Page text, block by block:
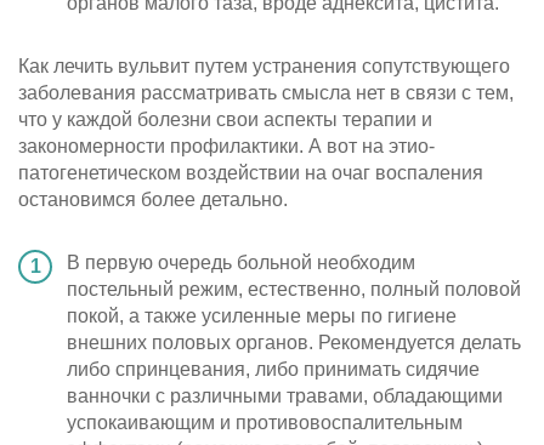
Как лечить вульвит путем устранения сопутствующего
заболевания рассматривать смысла нет в связи с тем,
что у каждой болезни свои аспекты терапии и
закономерности профилактики. А вот на этио-
патогенетическом воздействии на очаг воспаления
остановимся более детально.
В первую очередь больной необходим
постельный режим, естественно, полный половой
покой, а также усиленные меры по гигиене
внешних половых органов. Рекомендуется делать
либо спринцевания, либо принимать сидячие
ванночки с различными травами, обладающими
успокаивающим и противовоспалительным